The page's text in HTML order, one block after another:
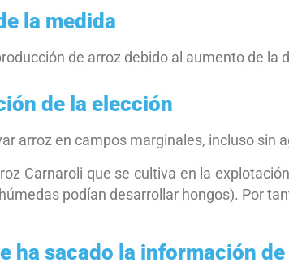
la medida
de arroz debido al aumento de la
de la elección
arroz en campos marginales, incluso sin
Carnaroli que se cultiva en la
podían desarrollar hongos). Por
ha sacado la información